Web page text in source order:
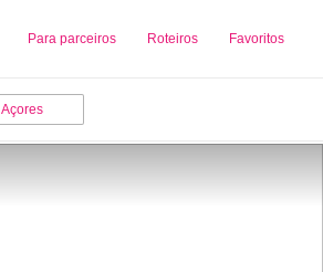
Para parceiros Roteiros Favoritos
Sobre nós Adicionar uma Empresa
Açores